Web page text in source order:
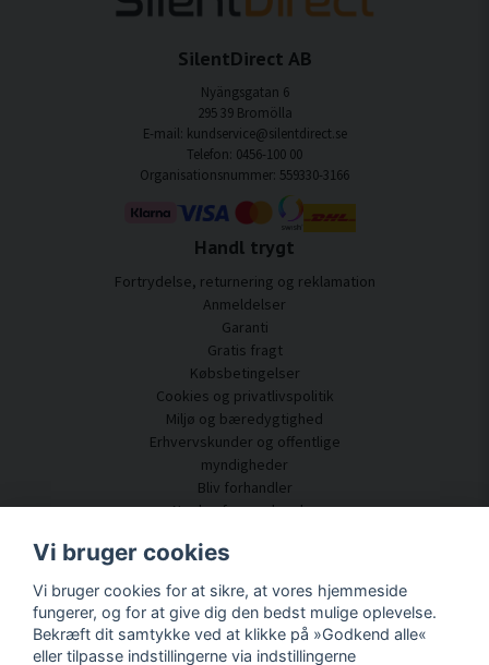
SilentDirect AB
Nyängsgatan 6
295 39 Bromölla
E-mail: kundservice@silentdirect.se
Telefon: 0456-100 00
Organisationsnummer: 559330-3166
Handl trygt
Fortrydelse, returnering og reklamation
Anmeldelser
Garanti
Gratis fragt
Købsbetingelser
Cookies og privatlivspolitik
Miljø og bæredygtighed
Erhvervskunder og offentlige
myndigheder
Bliv forhandler
Nogle af vores kunder
Kundeservice
Akustisk rådgivning
Montering og installation
Spørgsmål og svar
Vi bruger cookies
Vi bruger cookies for at sikre, at vores hjemmeside
fungerer, og for at give dig den bedst mulige oplevelse.
Bekræft dit samtykke ved at klikke på »Godkend alle«
eller tilpasse indstillingerne via indstillingerne